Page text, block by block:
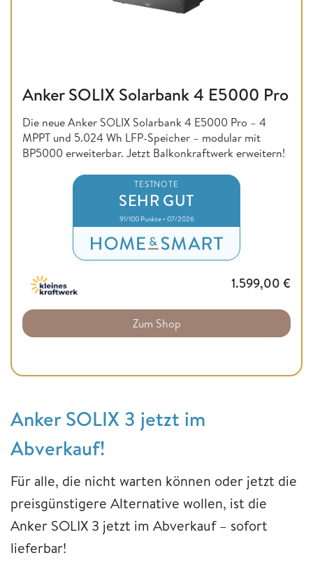
Anker SOLIX Solarbank 4 E5000 Pro
Die neue Anker SOLIX Solarbank 4 E5000 Pro – 4
MPPT und 5.024 Wh LFP-Speicher – modular mit
BP5000 erweiterbar. Jetzt Balkonkraftwerk erweitern!
TESTNOTE
SEHR GUT
91/100 Punkte • 07/2026
1.599,00 €
Zum Shop
Anker SOLIX 3 jetzt im
Abverkauf!
Für alle, die nicht warten können oder jetzt die
preisgünstigere Alternative wollen, ist die
Anker SOLIX 3 jetzt im Abverkauf – sofort
lieferbar!